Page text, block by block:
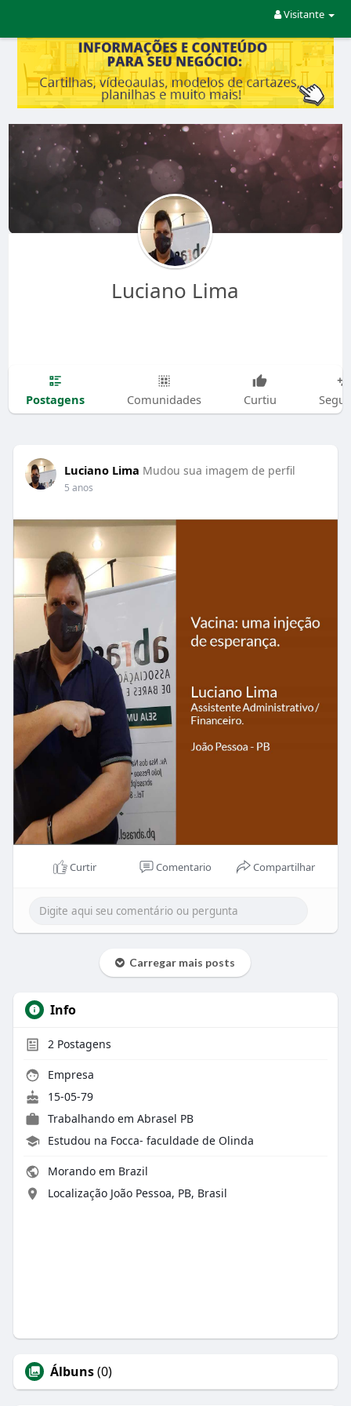
Visitante
Luciano Lima
Postagens Comunidades Curtiu
Luciano Lima Mudou sua imagem de perfil
5 anos
Curtir Comentario Compartilhar
Carregar mais posts
Info
2Postagens
Empresa
15-05-79
Trabalhando em Abrasel PB
Estudou na Focca- faculdade de Olinda
Morando em Brazil
Localização João Pessoa, PB, Brasil
Álbuns(0)